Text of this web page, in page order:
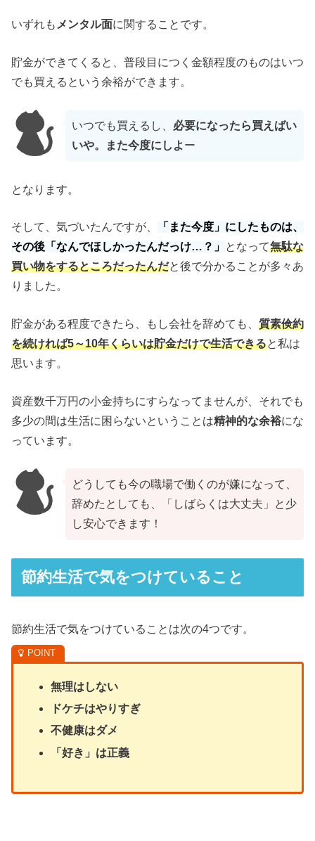
いずれも メンタル面に関することです。
貯金ができてくると、普段目につく金額程度のものはいつ
でも買えるという余裕ができます。
いつでも買えるし、 必要になったら買えばい
いや。また今度にしよ ー
となります。
そして、気づいたんですが、
「また今度」にしたものは、
その後「なんでほしかったんだっけ…？」 となって無駄な
買い物をするところだったんだと後で分かることが多々あ
りました。
貯金がある程度できたら、もし会社を辞めても、 質素倹約
を続ければ5～10年くらいは貯金だけで生活できると私は
思います。
資産数千万円の小金持ちにすらなってませんが、それでも
多少の間は生活に困らないということは精神的な余裕にな
っています。
どうしても今の職場で働くのが嫌になって、
辞めたとしても、「しばらくは大丈夫」と少
し安心できます！
節約生活で気をつけていること
節約生活で気をつけていることは次の4つです。
無理はしない
ドケチはやりすぎ
不健康はダメ
「好き」は正義